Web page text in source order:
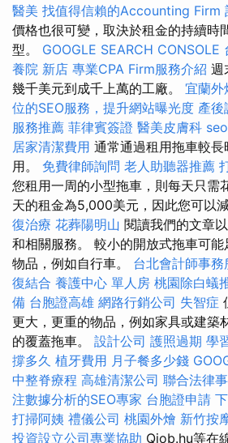
醫美 找值得信賴的Accounting Firm
價格也很可變，取決於租金的持續時
型。 GOOGLE SEARCH CONSOLE
養院 新店 專業CPA Firm服務介紹 週
幾千美元到成千上萬的工廠。 宜蘭外
位的SEO服務，提升網站曝光度 產後
服務推薦 菲律賓簽證 醫美皮膚科
居家清潔費用 通常通過租用拖車較
用。 免費律師詢問 老人助聽器推薦
您租用一周的小型拖車，則每天只需
天的租金為5,000美元，因此您可以
復治療 花葬陽明山 閱讀我們的文章
和相關服務。 較小的開放式拖車可
物品，例如自行車。 台北會計師事
復結合 養護中心 單人房 桃園除白蟻
備 台胞證高雄 網路行銷公司 失智症
更大，更重的物品，例如家具或建築
的覆蓋拖車。 設計公司 護照過期 學
撐多久 植牙費用 月子餐多少錢
中整脊療程 高雄清潔公司 聯合法律
注數據分析的SEO專家 台胞證申請
打掃阿姨 禮儀公司 桃園外燴 新竹按
投資設立公司專業協助 Qjob.hu等在